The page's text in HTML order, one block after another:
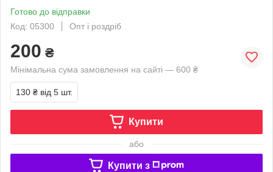
Готово до відправки
Код: 05300
Опт і роздріб
200 ₴
Мінімальна сума замовлення на сайті — 600 ₴
130 ₴ від 5 шт.
Купити
або
Купити з